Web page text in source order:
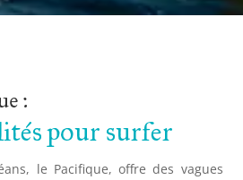
:
pour surfer
le Pacifique, offre des vagues